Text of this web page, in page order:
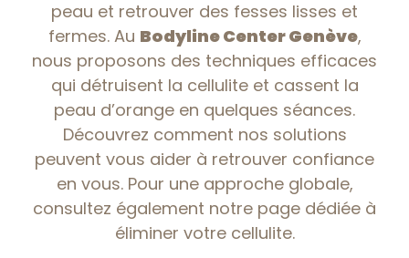
peau et retrouver des fesses lisses et
fermes. Au Bodyline Center Genève,
nous proposons des techniques efficaces
qui détruisent la cellulite et cassent la
peau d’orange en quelques séances.
Découvrez comment nos solutions
peuvent vous aider à retrouver confiance
en vous. Pour une approche globale,
consultez également notre page dédiée à
éliminer votre cellulite.